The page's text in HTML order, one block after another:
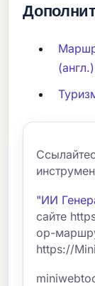
(англ.)
"ИИ
сайте
ор-
https://